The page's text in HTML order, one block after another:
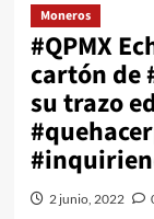
Moneros
#QPMX
cartón de
su trazo
2 junio, 2022